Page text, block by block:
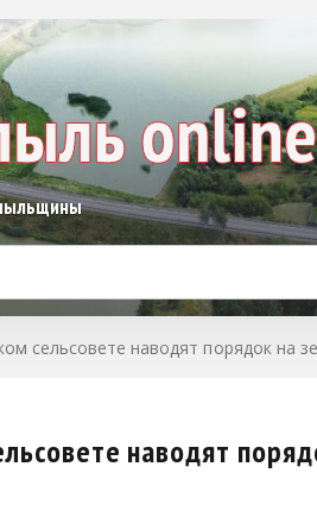
сельсовете наводят порядок на
наводят